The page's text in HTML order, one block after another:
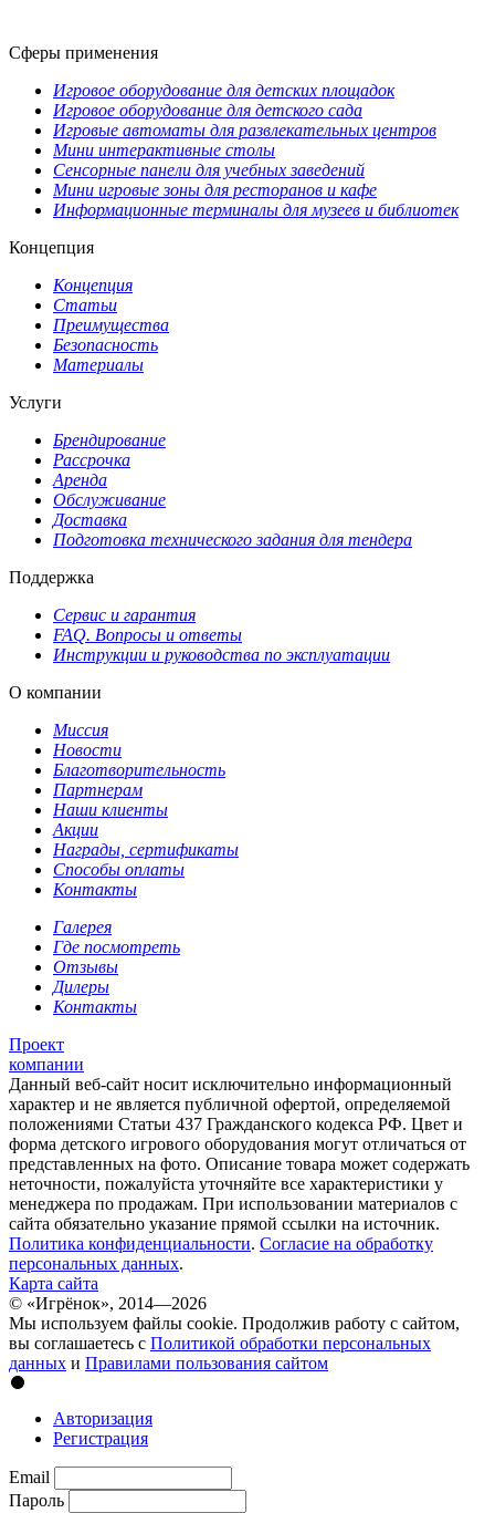
Сферы применения
Игровое оборудование для детских площадок
Игровое оборудование для детского сада
Игровые автоматы для развлекательных центров
Мини интерактивные столы
Сенсорные панели для учебных заведений
Мини игровые зоны для ресторанов и кафе
Информационные терминалы для музеев и библиотек
Концепция
Концепция
Статьи
Преимущества
Безопасность
Материалы
Услуги
Брендирование
Рассрочка
Аренда
Обслуживание
Доставка
Подготовка технического задания для тендера
Поддержка
Сервис и гарантия
FAQ. Вопросы и ответы
Инструкции и руководства по эксплуатации
О компании
Миссия
Новости
Благотворительность
Партнерам
Наши клиенты
Акции
Награды, сертификаты
Способы оплаты
Контакты
Галерея
Где посмотреть
Отзывы
Дилеры
Контакты
Проект
компании
Данный веб-сайт носит исключительно информационный
характер и не является публичной офертой, определяемой
положениями Статьи 437 Гражданского кодекса РФ. Цвет и
форма детского игрового оборудования могут отличаться от
представленных на фото. Описание товара может содержать
неточности, пожалуйста уточняйте все характеристики у
менеджера по продажам. При использовании материалов с
сайта обязательно указание прямой ссылки на источник.
Политика конфиденциальности. Согласие на обработку
персональных данных.
Карта сайта
© «Игрёнок», 2014—2026
Мы используем файлы cookie. Продолжив работу с сайтом,
вы соглашаетесь с Политикой обработки персональных
данных и Правилами пользования сайтом
Авторизация
Регистрация
Email
Пароль